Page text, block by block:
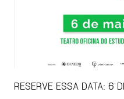
RESERVE ESSA DATA: 6